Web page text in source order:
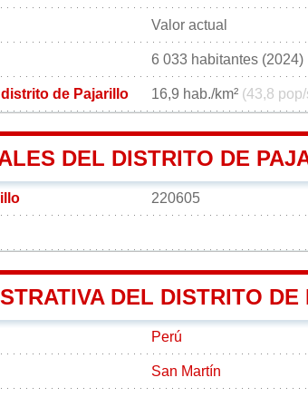
Valor actual
6 033 habitantes (2024)
de Pajarillo 16,9 hab./km² (43,8
DEL DISTRITO DE
220605
DEL DISTRITO
Perú
San Martín